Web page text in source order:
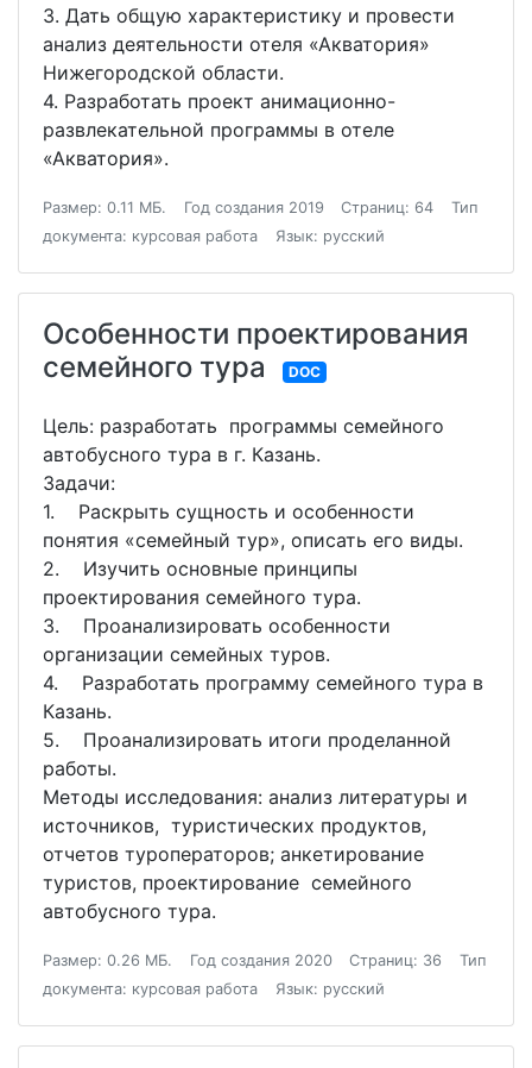
3. Дать общую характеристику и провести
анализ деятельности отеля «Акватория»
Нижегородской области.
4. Разработать проект анимационно-
развлекательной программы в отеле
«Акватория».
Размер: 0.11 МБ. Год создания 2019 Страниц: 64
Тип
документа: курсовая работа
Язык: русский
Особенности проектирования
семейного тура
DOC
Цель: разработать программы семейного
автобусного тура в г. Казань.
Задачи:
1. Раскрыть сущность и особенности
понятия «семейный тур», описать его виды.
2. Изучить основные принципы
проектирования семейного тура.
3. Проанализировать особенности
организации семейных туров.
4. Разработать программу семейного тура в
Казань.
5. Проанализировать итоги проделанной
работы.
Методы исследования: анализ литературы и
источников, туристических продуктов,
отчетов туроператоров; анкетирование
туристов, проектирование семейного
автобусного тура.
Размер: 0.26 МБ. Год создания 2020 Страниц: 36
Тип
документа: курсовая работа
Язык: русский